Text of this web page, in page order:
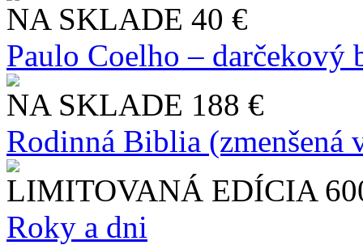
NA SKLADE 40 €
Paulo Coelho – darčekový
NA SKLADE 188 €
Rodinná Biblia (zmenšená
LIMITOVANÁ EDÍCIA
Roky a dni